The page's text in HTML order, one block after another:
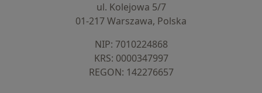
ul. Kolejowa 5/7
01-217 Warszawa, Polska
NIP: ⁠7010224868
KRS: ⁠0000347997
REGON: ⁠142276657